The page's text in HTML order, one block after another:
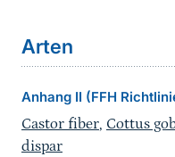
Arten
Anhang II (FFH
Castor fiber, Cottus
dispar